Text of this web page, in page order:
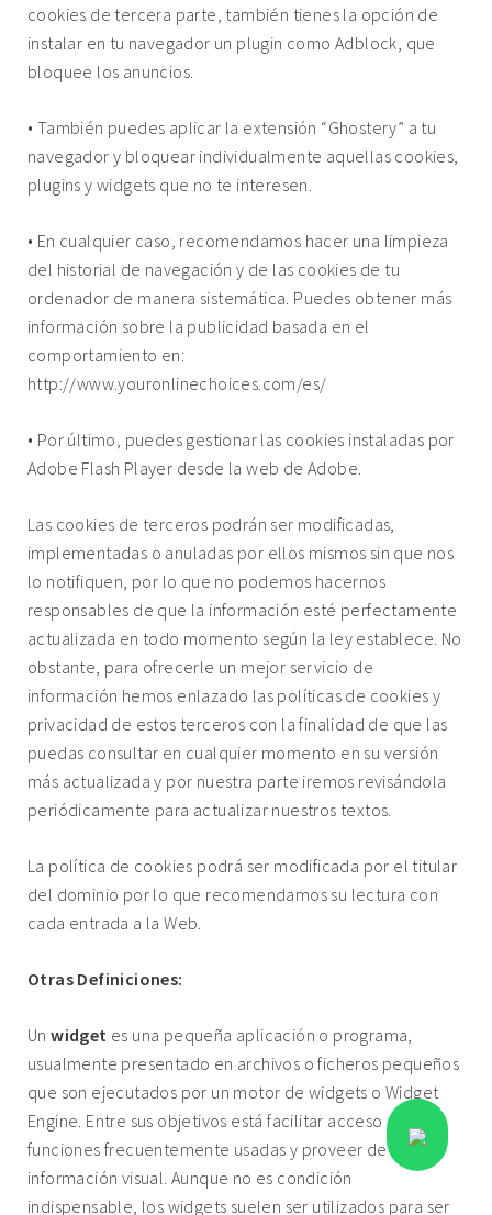
cookies de tercera parte, también tienes la opción de
instalar en tu navegador un plugin como Adblock, que
bloquee los anuncios.
• También puedes aplicar la extensión “Ghostery” a tu
navegador y bloquear individualmente aquellas cookies,
plugins y widgets que no te interesen.
• En cualquier caso, recomendamos hacer una limpieza
del historial de navegación y de las cookies de tu
ordenador de manera sistemática. Puedes obtener más
información sobre la publicidad basada en el
comportamiento en:
http://www.youronlinechoices.com/es/
• Por último, puedes gestionar las cookies instaladas por
Adobe Flash Player desde la web de Adobe.
Las cookies de terceros podrán ser modificadas,
implementadas o anuladas por ellos mismos sin que nos
lo notifiquen, por lo que no podemos hacernos
responsables de que la información esté perfectamente
actualizada en todo momento según la ley establece. No
obstante, para ofrecerle un mejor servicio de
información hemos enlazado las políticas de cookies y
privacidad de estos terceros con la finalidad de que las
puedas consultar en cualquier momento en su versión
más actualizada y por nuestra parte iremos revisándola
periódicamente para actualizar nuestros textos.
La política de cookies podrá ser modificada por el titular
del dominio por lo que recomendamos su lectura con
cada entrada a la Web.
Otras Definiciones:
Unwidget es una pequeña aplicación o programa,
usualmente presentado en archivos o ficheros pequeños
que son ejecutados por un motor de widgets o Widget
Engine. Entre sus objetivos está facilitar acceso a
funciones frecuentemente usadas y proveer de
información visual. Aunque no es condición
indispensable, los widgets suelen ser utilizados para ser